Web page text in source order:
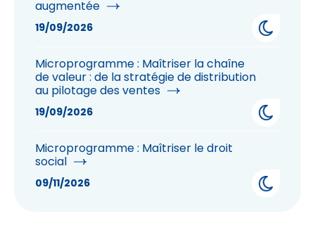
augmentée
19/09/2026
Microprogramme : Maîtriser la chaîne
de valeur : de la stratégie de distribution
au pilotage des ventes
19/09/2026
Microprogramme : Maîtriser le droit
social
09/11/2026